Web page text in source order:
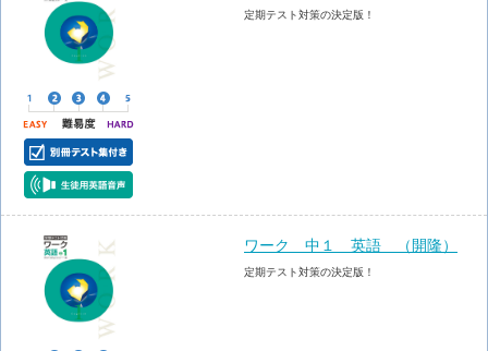
定期テスト対策の決定版！
ワーク 中１ 英語 （開隆）
定期テスト対策の決定版！